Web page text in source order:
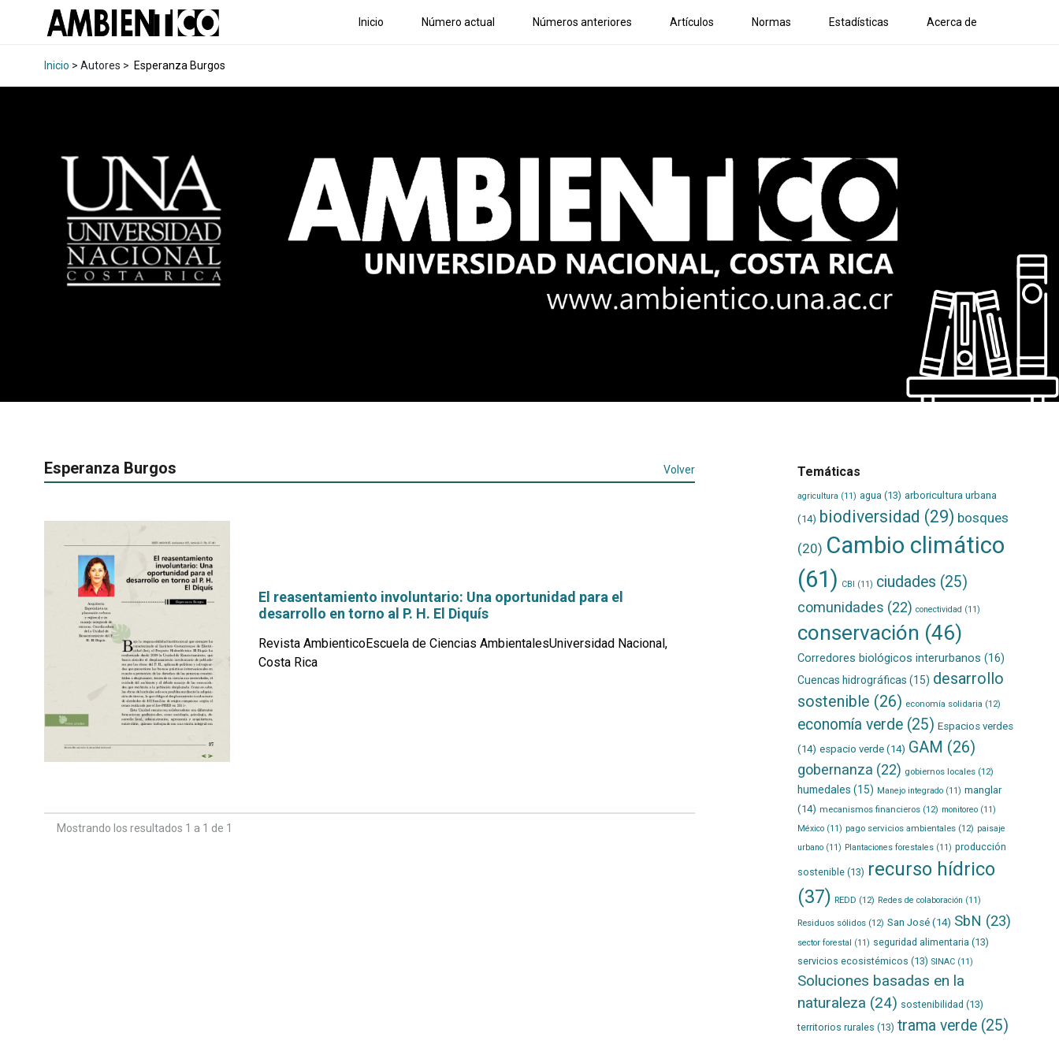
Inicio Número actual Números anteriores Artículos Normas Estadísticas Acerca de
Inicio > Autores > Esperanza Burgos
Esperanza Burgos Volver
El reasentamiento involuntario: Una oportunidad para el
desarrollo en torno al P. H. El Diquís
Revista AmbienticoEscuela de Ciencias AmbientalesUniversidad Nacional,
Costa Rica
Mostrando los resultados 1 a 1 de 1
Temáticas
agricultura (11) agua (13) arboricultura urbana
(14) biodiversidad (29) bosques
(20) Cambio climático
(61) CBI (11) ciudades (25)
comunidades (22) conectividad (11)
conservación (46)
Corredores biológicos interurbanos (16)
Cuencas hidrográficas (15) desarrollo
sostenible (26) economía solidaria (12)
economía verde(25) Espacios verdes
(14) espacio verde(14) GAM (26)
gobernanza (22) gobiernos locales(12)
humedales (15) Manejo integrado(11) manglar
(14) mecanismos financieros(12) monitoreo(11)
México(11) pago servicios ambientales(12) paisaje
urbano(11) Plantaciones forestales(11) producción
sostenible(13) recurso hídrico
(37) REDD (12) Redes de colaboración (11)
Residuos sólidos(12) San José(14) SbN (23)
sector forestal (11) seguridad alimentaria (13)
servicios ecosistémicos (13) SINAC(11)
Soluciones basadas en la
naturaleza (24) sostenibilidad (13)
territorios rurales (13) trama verde(25)